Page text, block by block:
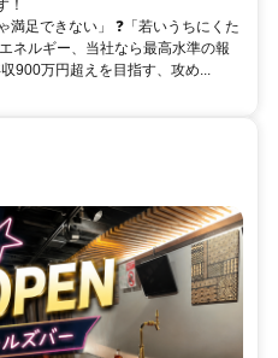
！
満足できない」 ❓️「若いうちにくた
ネルギー、当社なら最高水準の報
900万円超えを目指す、攻め...